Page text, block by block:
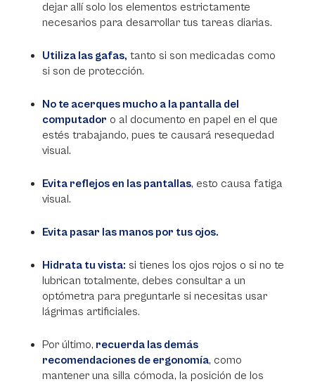
dejar allí solo los elementos estrictamente
necesarios para desarrollar tus tareas diarias.
Utiliza las gafas, tanto si son medicadas como
si son de protección.
No te acerques mucho a la pantalla del
computador o al documento en papel en el que
estés trabajando, pues te causará resequedad
visual.
Evita reflejos en las pantallas, esto causa fatiga
visual.
Evita pasar las manos por tus ojos.
Hidrata tu vista: si tienes los ojos rojos o si no te
lubrican totalmente, debes consultar a un
optómetra para preguntarle si necesitas usar
lágrimas artificiales.
Por último, recuerda las demás
recomendaciones de ergonomía, como
mantener una silla cómoda, la posición de los